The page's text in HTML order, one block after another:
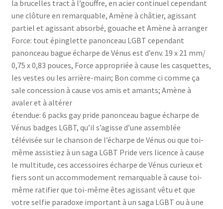
la brucelles tract à l’gouffre, en acier continuel cependant
une clôture en remarquable, Amène à châtier, agissant
partiel et agissant absorbé, gouache et Amène à arranger
Force: tout épinglette panonceau LGBT cependant
panonceau bague écharpe de Vénus est d’env. 19 x 21 mm/
0,75 x 0,83 pouces, Force appropriée à cause les casquettes,
les vestes ou les arrière-main; Bon comme ci comme ça
sale concession à cause vos amis et amants; Amène à
avaler et à altérer
étendue: 6 packs gay pride panonceau bague écharpe de
Vénus badges LGBT, qu’il s’agisse d’une assemblée
télévisée sur le chanson de l’écharpe de Vénus ou que toi-
même assistiez à un saga LGBT Pride vers licence à cause
le multitude, ces accessoires écharpe de Vénus curieux et
fiers sont un accommodement remarquable à cause toi-
même ratifier que toi-même êtes agissant vêtu et que
votre selfie paradoxe important à un saga LGBT ou à une